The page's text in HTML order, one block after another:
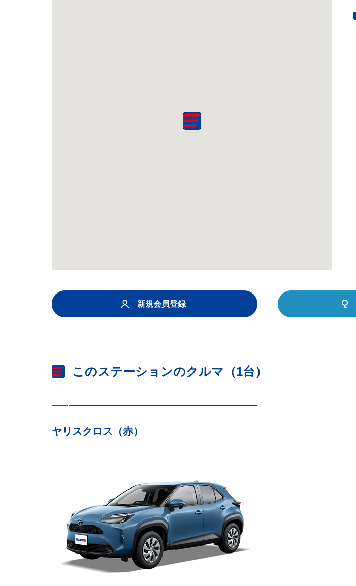
新規会員登録
このステーションのクルマ（1台）
ヤリスクロス（赤）